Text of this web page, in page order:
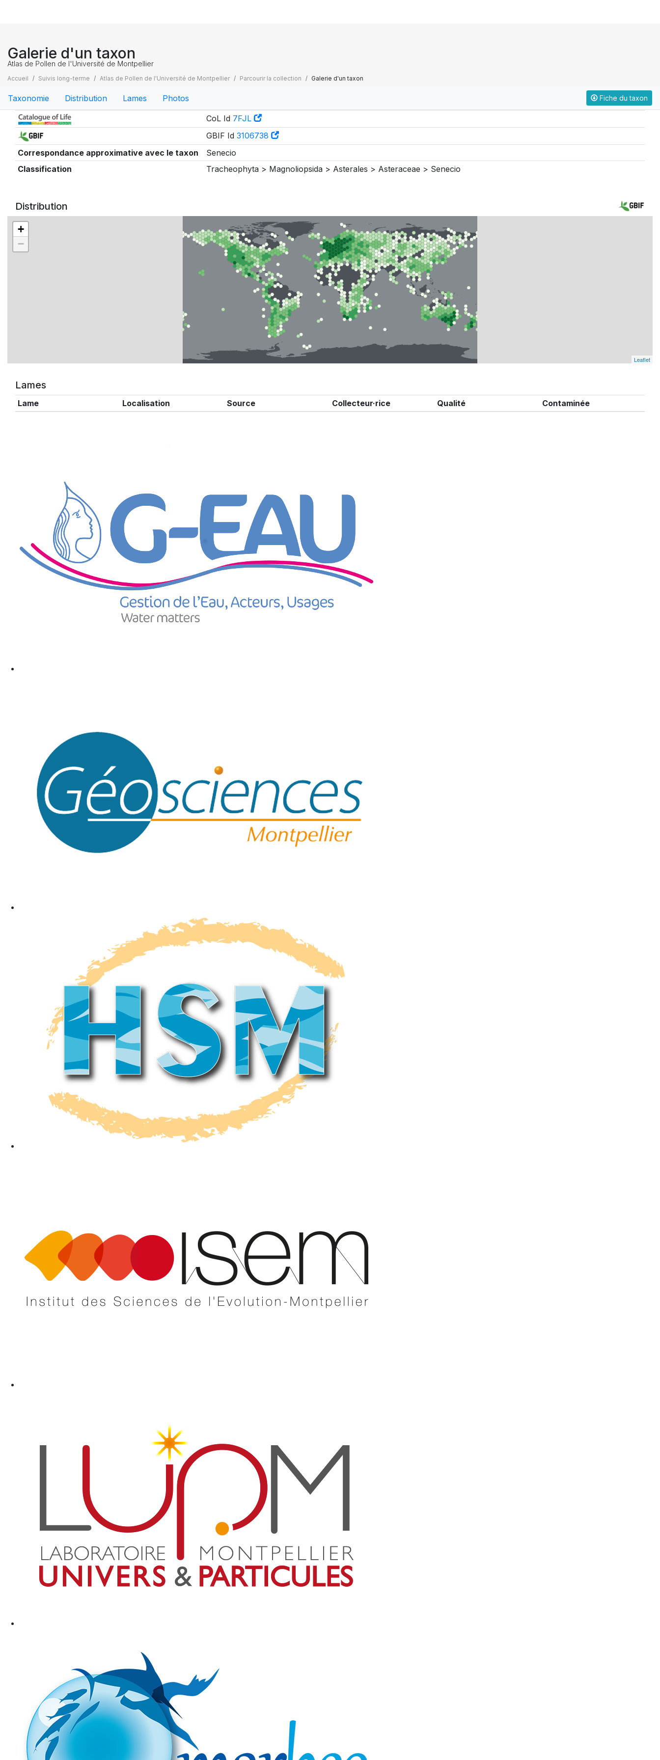
Galerie d'un taxon
Atlas de Pollen de l'Université de Montpellier
Accueil Suivis long-terme Atlas de Pollen de l'Université de Montpellier Parcourir la collection Galerie d'un taxon
Taxonomie Distribution Lames Photos Fiche du taxon
Taxonomie
CoL Id 7FJL
GBIF Id 3106738
Correspondance approximative avec le taxon
Senecio
Classification
Tracheophyta > Magnoliopsida > Asterales > Asteraceae > Senecio
Distribution
+
−
Leaflet
Lames
Lame Localisation Source Collecteur·rice Qualité Contaminée